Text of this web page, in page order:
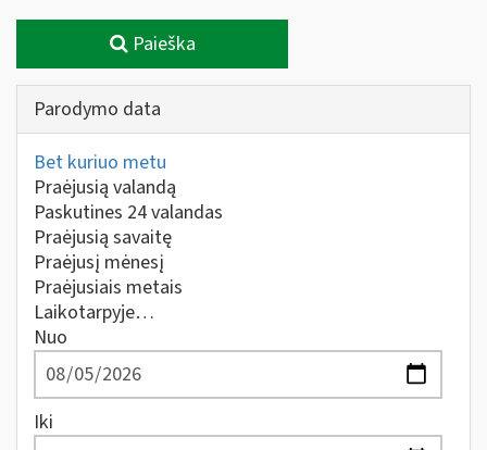
Paieška
Parodymo data
Bet kuriuo metu
Praėjusią valandą
Paskutines 24 valandas
Praėjusią savaitę
Praėjusį mėnesį
Praėjusiais metais
Laikotarpyje…
Nuo
Iki